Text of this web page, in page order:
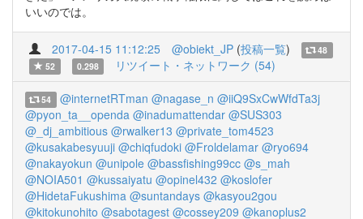
いいのでは。
2017-04-15 11:12:25 @obiekt_JP (投稿一覧)
48
52
0.298 リツイート・ネットワーク (54)
54 @internetRTman @nagase_n @iiQ9SxCwWfdTa3j
@pyon_ta__openda @inadumattendar @SUS303
@_dj_ambitious @rwalker13 @private_tom4523
@kusakabesyuuji @chiqfudoki @Froldelamar @ryo694
@nakayokun @unipole @bassfishing99cc @s_mah
@NOIA501 @kussaiyatu @opinel432 @koslofer
@HidetaFukushima @suntandays @kasyou2gou
@kitokunohito @sabotagest @cossey209 @kanoplus2